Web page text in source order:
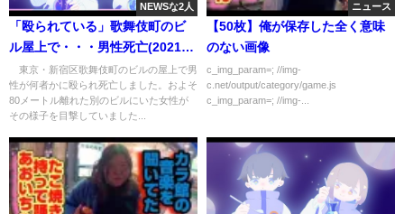
NEWSな2人
「殴られている」歌舞伎町のビ
ル屋上で・・・男性死亡(2021年
11月28日)
東京・新宿区歌舞伎町のビルの屋上で男
性が何者かに殴られ死亡しました。およそ
80メートル離れた別のビルにいた女性が
その様子を目撃していました...
ニュース
【50枚】俺が保存した全く意味
のない画像
c_img_param=; //img-
c.net/output/category/game.js
c_img_param=; //img-...